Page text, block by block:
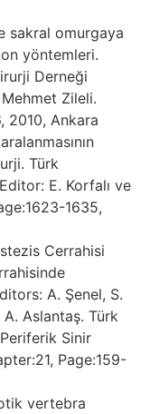
sakral omurgaya
yöntemleri.
Derneği
Mehmet Zileli.
2010, Ankara
Türk
E. Korfalı ve
1635,
Cerrahisi
A. Şenel, S.
Aslantaş. Türk
Sinir
Page:159-
vertebra